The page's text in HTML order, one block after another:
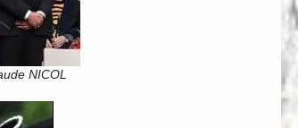
NICOL